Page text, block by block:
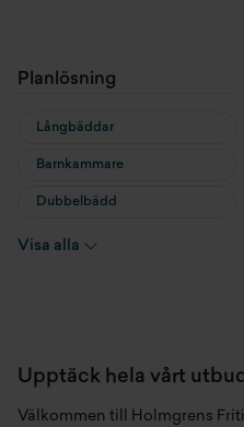
Planlösning
Långbäddar
Barnkammare
Dubbelbädd
Queenbed
Visa alla
Upptäck hela vårt
Välkommen till Holmgrens